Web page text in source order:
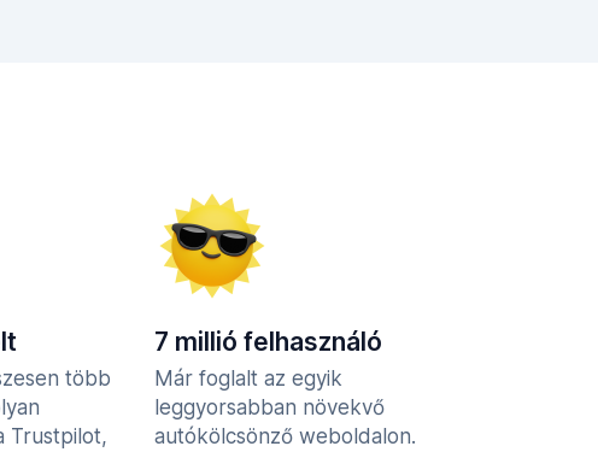
több
Trustpilot,
7 millió felhasználó
Már foglalt az egyik
leggyorsabban növekvő
autókölcsönző weboldalon.